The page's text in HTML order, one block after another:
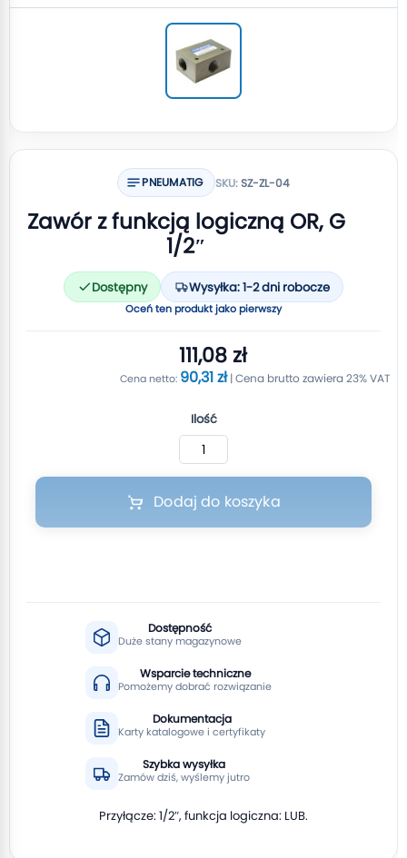
PNEUMATIG SKU:SZ-ZL-04
Zawór z funkcją logiczną OR, G
1/2″
Dostępny Wysyłka: 1-2 dni robocze
Oceń ten produkt jako pierwszy
111,08 zł
90,31 zł
Ilość
Dodaj do koszyka
Dostępność
Duże stany magazynowe
Wsparcie techniczne
Pomożemy dobrać rozwiązanie
Dokumentacja
Karty katalogowe i certyfikaty
Szybka wysyłka
Zamów dziś, wyślemy jutro
Przyłącze: 1/2″, funkcja logiczna: LUB.